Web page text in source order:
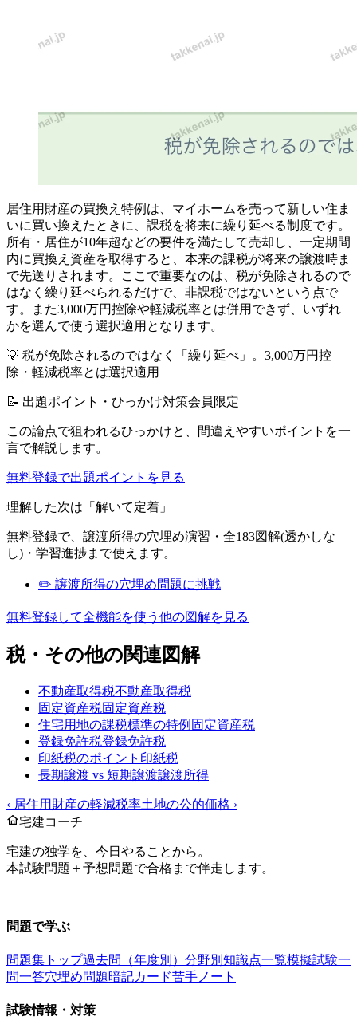
居住用財産の買換え特例は、マイホームを売って新しい住ま
いに買い換えたときに、課税を将来に繰り延べる制度です。
所有・居住が10年超などの要件を満たして売却し、一定期間
内に買換え資産を取得すると、本来の課税が将来の譲渡時ま
で先送りされます。ここで重要なのは、税が免除されるので
はなく繰り延べられるだけで、非課税ではないという点で
す。また3,000万円控除や軽減税率とは併用できず、いずれ
かを選んで使う選択適用となります。
💡 税が免除されるのではなく「繰り延べ」。3,000万円控
除・軽減税率とは選択適用
📝 出題ポイント・ひっかけ対策会員限定
この論点で狙われるひっかけと、間違えやすいポイントを一
言で解説します。
無料登録で出題ポイントを見る
理解した次は「解いて定着」
無料登録で、 譲渡所得の穴埋め演習・全183図解(透かしな
し)・学習進捗まで使えます。
✏️ 譲渡所得の穴埋め問題に挑戦
無料登録して全機能を使う 他の図解を見る
税・その他の関連図解
不動産取得税不動産取得税
固定資産税固定資産税
住宅用地の課税標準の特例 固定資産税
登録免許税登録免許税
印紙税のポイント 印紙税
長期譲渡 vs 短期譲渡譲渡所得
‹ 居住用財産の軽減税率土地の公的価格 ›
宅建コーチ
宅建の独学を、今日やることから。
本試験問題＋予想問題で合格まで伴走します。
問題で学ぶ
問題集トップ過去問（年度別） 分野別 知識点一覧模擬試験一
問一答穴埋め問題暗記カード苦手ノート
試験情報・対策